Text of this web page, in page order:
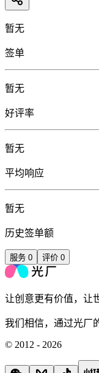
暂无
签单
暂无
好评率
暂无
平均响应
暂无
历史签单额
服务 0 评价 0
让创意更有价值，让
我们相信，通过光厂
© 2012 - 2026